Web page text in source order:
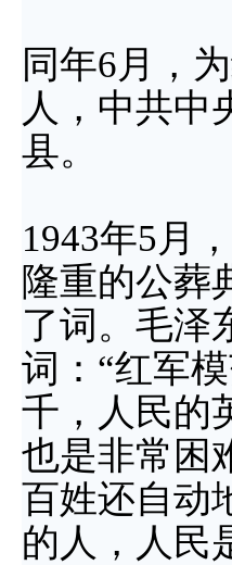
同年6月，
人，中共中
县。
1943年5月
隆重的公葬
了词。毛泽
词：“红军
千，人民的
也是非常困
百姓还自动
的人，人民